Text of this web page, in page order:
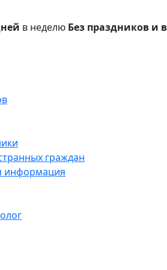
в неделю Без праздников и
граждан
информация